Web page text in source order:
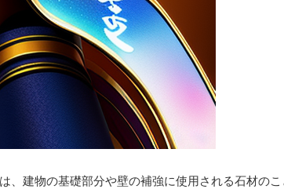
、建物の基礎部分や壁の補強に使用される石材の